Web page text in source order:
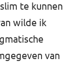
te kunnen
wilde ik
van